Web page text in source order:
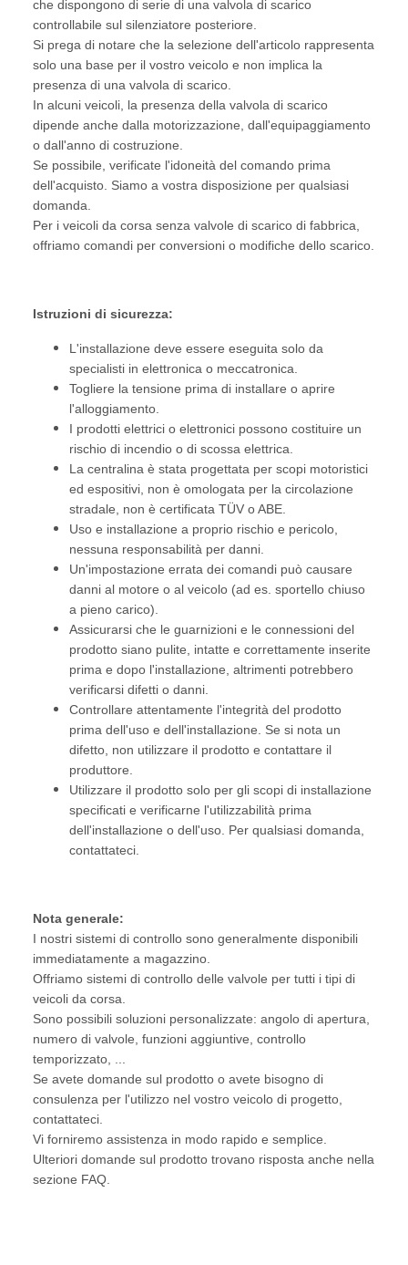
che dispongono di serie di una valvola di scarico
controllabile sul silenziatore posteriore.
Si prega di notare che la selezione dell'articolo rappresenta
solo una base per il vostro veicolo e non implica la
presenza di una valvola di scarico.
In alcuni veicoli, la presenza della valvola di scarico
dipende anche dalla motorizzazione, dall'equipaggiamento
o dall'anno di costruzione.
Se possibile, verificate l'idoneità del comando prima
dell'acquisto. Siamo a vostra disposizione per qualsiasi
domanda.
Per i veicoli da corsa senza valvole di scarico di fabbrica,
offriamo comandi per conversioni o modifiche dello scarico.
Istruzioni di sicurezza:
L'installazione deve essere eseguita solo da
specialisti in elettronica o meccatronica.
Togliere la tensione prima di installare o aprire
l'alloggiamento.
I prodotti elettrici o elettronici possono costituire un
rischio di incendio o di scossa elettrica.
La centralina è stata progettata per scopi motoristici
ed espositivi, non è omologata per la circolazione
stradale, non è certificata TÜV o ABE.
Uso e installazione a proprio rischio e pericolo,
nessuna responsabilità per danni.
Un'impostazione errata dei comandi può causare
danni al motore o al veicolo (ad es. sportello chiuso
a pieno carico).
Assicurarsi che le guarnizioni e le connessioni del
prodotto siano pulite, intatte e correttamente inserite
prima e dopo l'installazione, altrimenti potrebbero
verificarsi difetti o danni.
Controllare attentamente l'integrità del prodotto
prima dell'uso e dell'installazione. Se si nota un
difetto, non utilizzare il prodotto e contattare il
produttore.
Utilizzare il prodotto solo per gli scopi di installazione
specificati e verificarne l'utilizzabilità prima
dell'installazione o dell'uso. Per qualsiasi domanda,
contattateci.
Nota generale:
I nostri sistemi di controllo sono generalmente disponibili
immediatamente a magazzino.
Offriamo sistemi di controllo delle valvole per tutti i tipi di
veicoli da corsa.
Sono possibili soluzioni personalizzate: angolo di apertura,
numero di valvole, funzioni aggiuntive, controllo
temporizzato, ...
Se avete domande sul prodotto o avete bisogno di
consulenza per l'utilizzo nel vostro veicolo di progetto,
contattateci.
Vi forniremo assistenza in modo rapido e semplice.
Ulteriori domande sul prodotto trovano risposta anche nella
sezione FAQ.